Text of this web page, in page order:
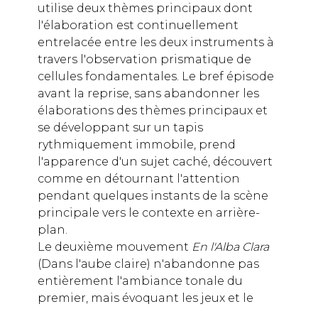
utilise deux thèmes principaux dont
l'élaboration est continuellement
entrelacée entre les deux instruments à
travers l'observation prismatique de
cellules fondamentales. Le bref épisode
avant la reprise, sans abandonner les
élaborations des thèmes principaux et
se développant sur un tapis
rythmiquement immobile, prend
l'apparence d'un sujet caché, découvert
comme en détournant l'attention
pendant quelques instants de la scène
principale vers le contexte en arrière-
plan.
Le deuxième mouvement En l'Alba Clara
(Dans l'aube claire) n'abandonne pas
entièrement l'ambiance tonale du
premier, mais évoquant les jeux et le